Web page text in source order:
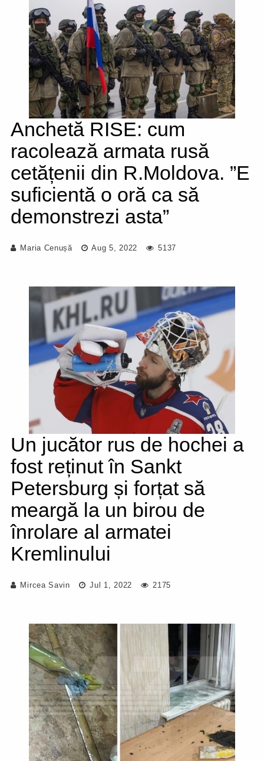
Anchetă RISE: cum
racolează armata rusă
cetățenii din R.Moldova. ”E
suficientă o oră ca să
demonstrezi asta”
Maria Cenușă Aug 5, 2022 5137
Un jucător rus de hochei a
fost reținut în Sankt
Petersburg și forțat să
meargă la un birou de
înrolare al armatei
Kremlinului
Mircea Savin Jul 1, 2022 2175